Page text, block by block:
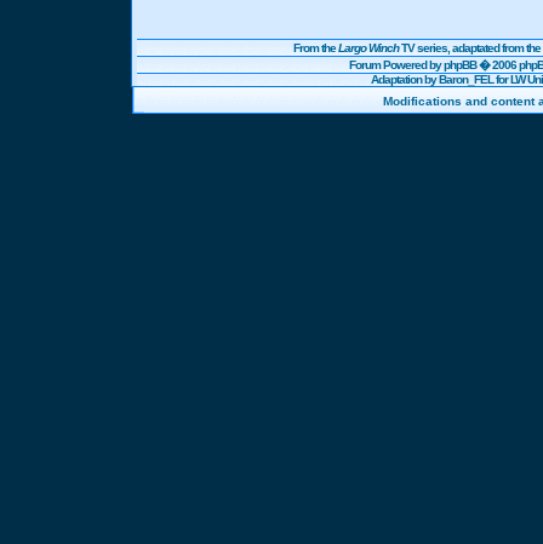
From theLargo WinchTV series, adaptated from
Forum Powered byphpBB� 2006
Adaptation by Baron_FEL for LW
Modifications and content